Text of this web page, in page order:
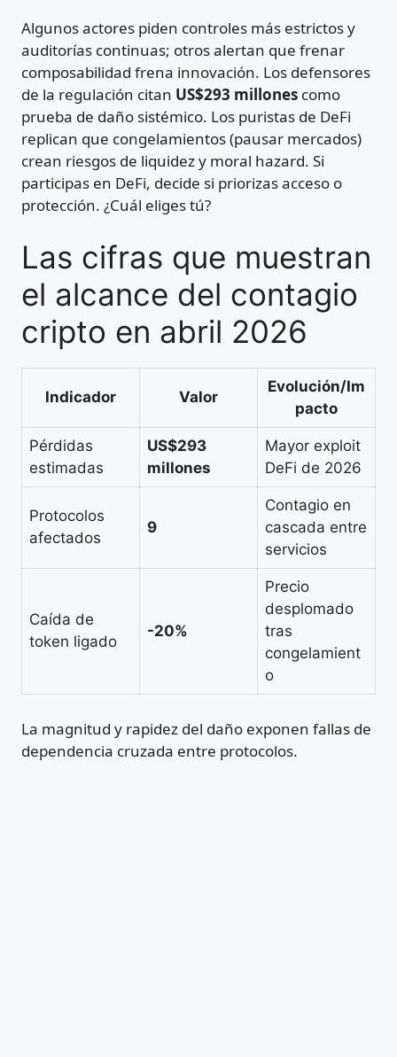
Algunos actores piden controles más estrictos y
auditorías continuas; otros alertan que frenar
composabilidad frena innovación. Los defensores
de la regulación citan US$293 millones como
prueba de daño sistémico. Los puristas de DeFi
replican que congelamientos (pausar mercados)
crean riesgos de liquidez y moral hazard. Si
participas en DeFi, decide si priorizas acceso o
protección. ¿Cuál eliges tú?
Las cifras que muestran
el alcance del contagio
cripto en abril 2026
Indicador Valor
Evolución/Im
pacto
Pérdidas
estimadas
US$293
millones
Mayor exploit
DeFi de 2026
Protocolos
afectados
9
Contagio en
cascada entre
servicios
Caída de
token ligado
-20%
Precio
desplomado
tras
congelamient
o
La magnitud y rapidez del daño exponen fallas de
dependencia cruzada entre protocolos.